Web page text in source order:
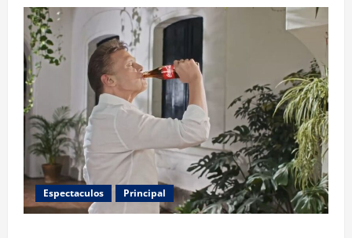
Espectaculos Principal